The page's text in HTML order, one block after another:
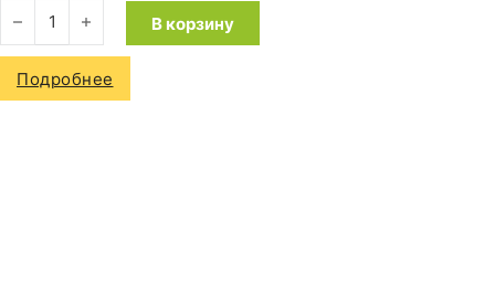
Количество товара Ламинат Quick-Step Impressive IM3558
В корзину
Подробнее